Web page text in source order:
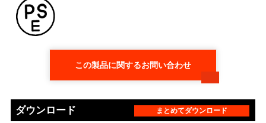
この製品に関するお問い合わせ
ダウンロード まとめてダウンロード